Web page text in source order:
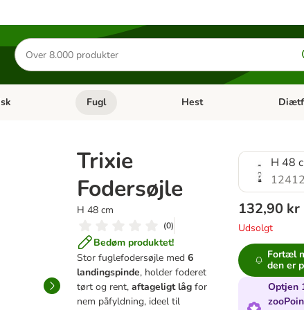
Søg
efter
produkter
kategori menu: GnaverÅben kategori menu: Fisk
Fugl Åben kategori menu: Fugl
Hest Åben
Trixie
Fodersøjle
H 48 cm
(0)
Bedøm produktet!
Stor fuglefodersøjle med 6
landingspinde, holder foderet
tørt og rent,aftageligt låg for
nem påfyldning, ideel til
H 48
132,90 kr
Udsolgt
Fortæl
den er
Optjen